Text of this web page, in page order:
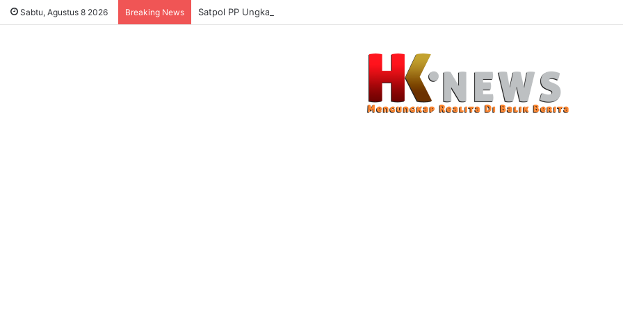
Sabtu, Agustus 8 2026 Breaking News Satpol PP Ungkap Dugaan Modus Pencurian Kursi Fasum Pemkot Surabaya Pakai Ambulans